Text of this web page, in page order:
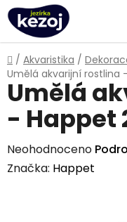
Přejít
na
obsah
Domů
/ Akvaristika /
Umělá akvarijní rostlina
Umělá
- Happet
Průměrné
hodnocení
Neohodnoceno
Značka: Happet